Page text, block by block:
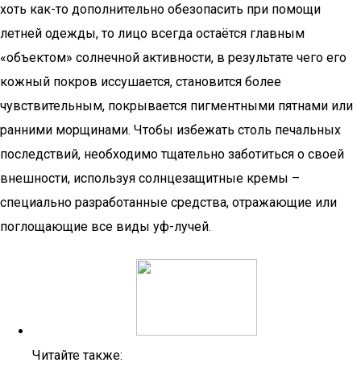
хоть как-то дополнительно обезопасить при помощи
летней одежды, то лицо всегда остаётся главным
«объектом» солнечной активности, в результате чего его
кожный покров иссушается, становится более
чувствительным, покрывается пигментными пятнами или
ранними морщинами. Чтобы избежать столь печальных
последствий, необходимо тщательно заботиться о своей
внешности, используя солнцезащитные кремы –
специально разработанные средства, отражающие или
поглощающие все виды уф-лучей.
Читайте также: